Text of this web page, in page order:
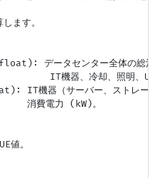
ます。
データセンター全体の総消
IT機器、冷却、照明、UPS
IT機器（サーバー、ストレージ
消費電力 (kW)。
値。